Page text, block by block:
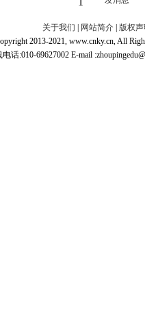
关于我们 | 网站简介 | 版权
2013-2021, www.cnky.cn, All
话:010-69627002 E-mail